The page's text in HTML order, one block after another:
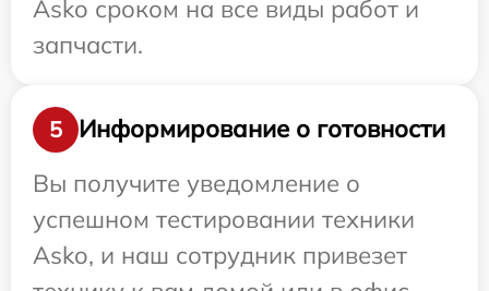
Asko сроком на все виды работ и
запчасти.
5
Информирование о готовности
Вы получите уведомление о
успешном тестировании техники
Asko, и наш сотрудник привезет